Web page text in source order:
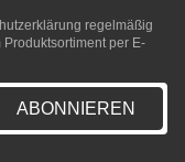
regelmäßig
per E-
ABONNIEREN